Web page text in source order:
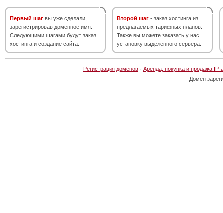
Первый шаг вы уже сделали,
зарегистрировав доменное имя.
Следующими шагами будут заказ
хостинга и создание сайта.
Второй шаг - заказ хостинга из
предлагаемых тарифных планов.
Также вы можете заказать у нас
установку выделенного сервера.
Регистрация доменов· Аренда, покупка и продажа IP-
Домен